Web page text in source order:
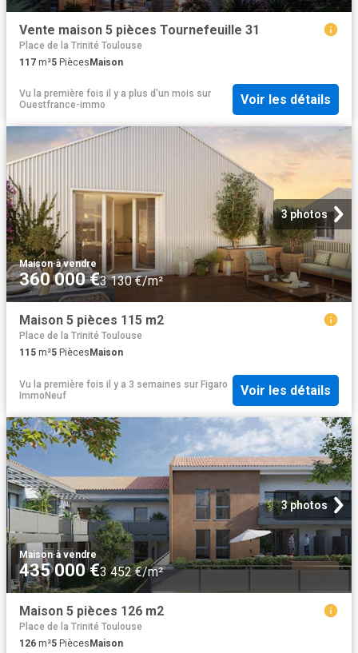
Vente maison 5 pièces Tournefeuille 31
Place de la Trinité Toulouse
117 m²5 PiècesMaison
Vu la première fois il y a plus d'un mois sur
Ouestfrance-immo
Voir les détails
3 photos
Maison·à vendre
360 000 €3 130 €/m²
Maison 5 pièces 115 m2
Place de la Trinité Toulouse
115 m²5 Pièces Maison
Vu la première fois il y a 3 semaines sur Figaro
ImmoNeuf
Voir les détails
3 photos
Maison·à vendre
435 000 €3 452 €/m²
Maison 5 pièces 126 m2
Place de la Trinité Toulouse
126 m²5 PiècesMaison